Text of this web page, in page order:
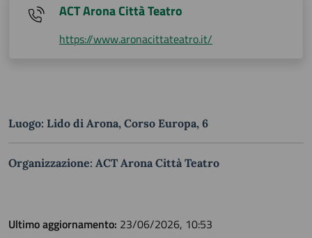
ACT Arona Città Teatro
https://www.aronacittateatro.it/
Luogo: Lido di Arona, Corso Europa, 6
Organizzazione: ACT Arona Città Teatro
Ultimo aggiornamento: 23/06/2026, 10:53